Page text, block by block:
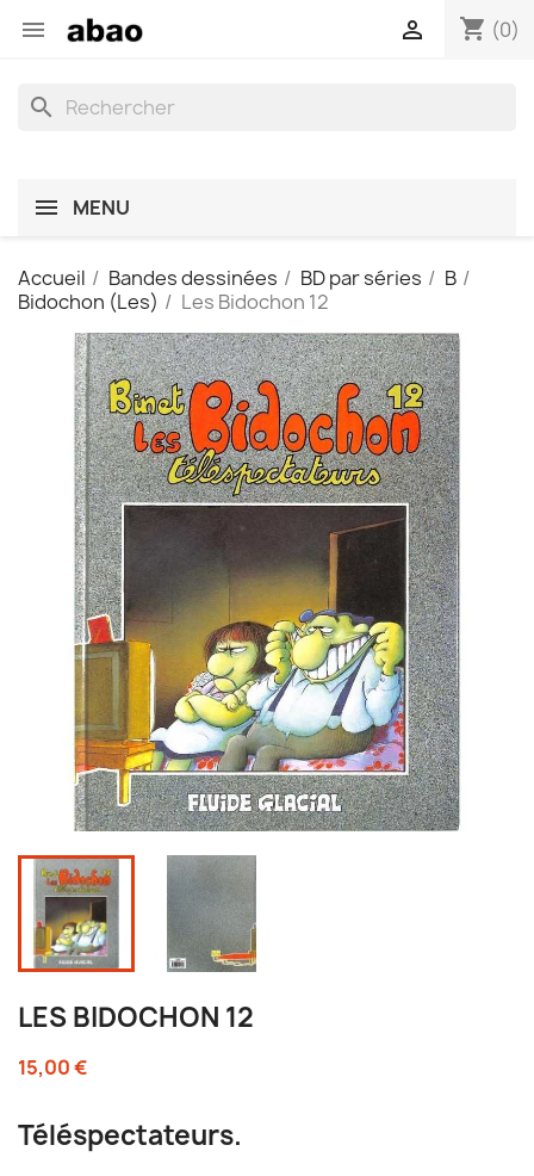
 shopping_cart (0)

search
MENU
Accueil Bandes dessinées BD par séries
B
Bidochon (Les)
Les Bidochon 12
LES BIDOCHON 12
15,00 €
Téléspectateurs.